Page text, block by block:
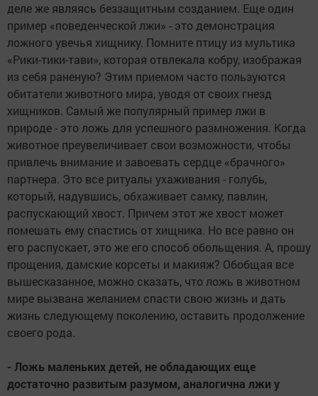
деле же являясь беззащитным созданием. Еще один
пример «поведенческой лжи» - это демонстрация
ложного увечья хищнику. Помните птицу из мультика
«Рики-тики-тави», которая отвлекала кобру, изображая
из себя раненую? Этим приемом часто пользуются
обитатели животного мира, уводя от своих гнезд
хищников. Самый же популярный пример лжи в
природе - это ложь для успешного размножения. Когда
животное преувеличивает свои возможности, чтобы
привлечь внимание и завоевать сердце «брачного»
партнера. Это все ритуалы ухаживания - голубь,
который, надувшись, обхаживает самку, павлин,
распускающий хвост. Причем этот же хвост может
помешать ему спастись от хищника. Но все равно он
его распускает, это же его способ обольщения. А, прошу
прощения, дамские корсеты и макияж? Обобщая все
вышесказанное, можно сказать, что ложь в животном
мире вызвана желанием спасти свою жизнь и дать
жизнь следующему поколению, оставить продолжение
своего рода.
- Ложь маленьких детей, не обладающих еще
достаточно развитым разумом, аналогична лжи у